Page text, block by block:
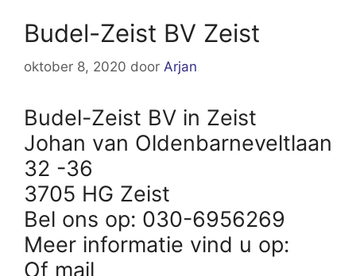
Budel-Zeist BV Zeist
oktober 8, 2020 door Arjan
Budel-Zeist BV in Zeist
Johan van Oldenbarneveltlaan
32 -36
3705 HG Zeist
Bel ons op: 030-6956269
Meer informatie vind u op:
Of mail